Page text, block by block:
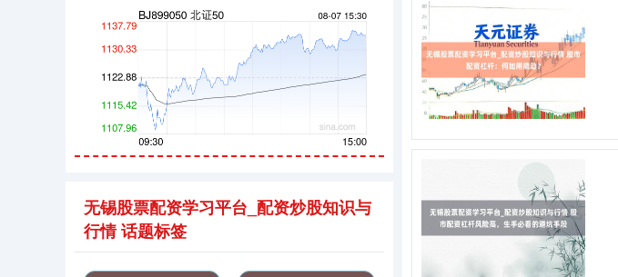
创业板指 +1.35%
无锡股票配资学习平台_配资炒股知识与
行情 话题标签